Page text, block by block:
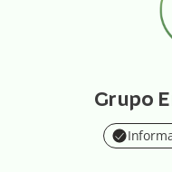
Grupo